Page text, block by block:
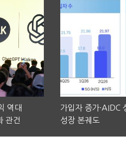
역대
관건
가입자 증가·AIDC
성장 본궤도